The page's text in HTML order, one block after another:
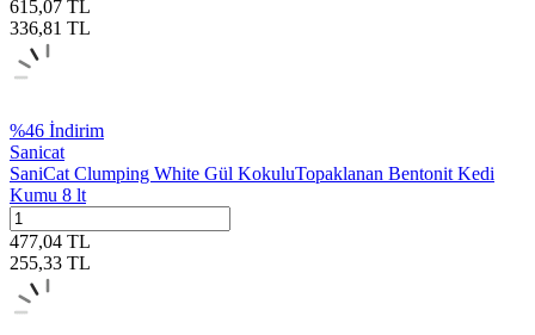
615,07 TL
336,81 TL
%46 İndirim
Sanicat
SaniCat Clumping White Gül KokuluTopaklanan Bentonit Kedi
Kumu 8 lt
477,04 TL
255,33 TL